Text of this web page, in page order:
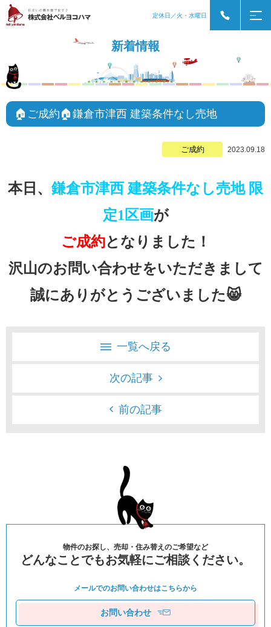
定休日／火・水曜日
新着情報
🏠ご成約🏠鎌倉市津西 建築条件なし売地
ご成約 2023.09.18
本日、 鎌倉市津西 建築条件なし売地 限
定1区画が
ご成約となりました！
沢山のお問い合わせをいただきまして
誠にありがとうございました😸
一覧へ戻る
次の記事
前の記事
物件のお探し、売却・住み替えのご希望など
どんなことでもお気軽にご相談ください。
メールでのお問い合わせはこちらから
お問い合わせ